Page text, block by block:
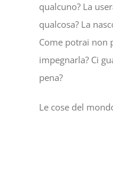
qualcuno? La
qualcosa? La
Come potrai non
impegnarla? Ci
pena?
Le cose del